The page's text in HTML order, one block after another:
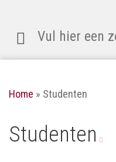
Zoeken
Home » Studenten
Studenten